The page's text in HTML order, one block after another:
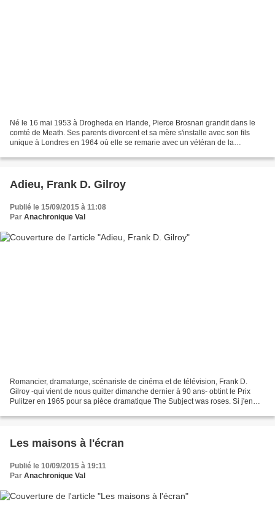
Né le 16 mai 1953 à Drogheda en Irlande, Pierce Brosnan grandit dans le
comté de Meath. Ses parents divorcent et sa mère s'installe avec son fils
unique à Londres en 1964 où elle se remarie avec un vétéran de la
Adieu, Frank D. Gilroy
Publié le 15/09/2015 à 11:08
Par Anachronique Val
Romancier, dramaturge, scénariste de cinéma et de télévision, Frank D.
Gilroy -qui vient de nous quitter dimanche dernier à 90 ans- obtint le Prix
Pulitzer en 1965 pour sa pièce dramatique The Subject was roses. Si j'en
Les maisons à l'écran
Publié le 10/09/2015 à 19:11
Par Anachronique Val